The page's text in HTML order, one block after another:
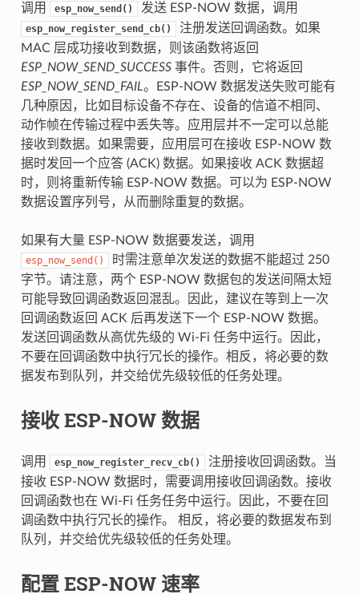
调用 esp_now_send() 发送 ESP-NOW 数据，调用
esp_now_register_send_cb()
注册发送回调函数。如果
MAC 层成功接收到数据，则该函数将返回
ESP_NOW_SEND_SUCCESS事件。否则，它将返回
ESP_NOW_SEND_FAIL。ESP-NOW 数据发送失败可能有
几种原因，比如目标设备不存在、设备的信道不相同、
动作帧在传输过程中丢失等。应用层并不一定可以总能
接收到数据。如果需要，应用层可在接收 ESP-NOW 数
据时发回一个应答 (ACK) 数据。如果接收 ACK 数据超
时，则将重新传输 ESP-NOW 数据。可以为 ESP-NOW
数据设置序列号，从而删除重复的数据。
如果有大量 ESP-NOW 数据要发送，调用
esp_now_send()
时需注意单次发送的数据不能超过 250
字节。请注意，两个 ESP-NOW 数据包的发送间隔太短
可能导致回调函数返回混乱。因此，建议在等到上一次
回调函数返回 ACK 后再发送下一个 ESP-NOW 数据。
发送回调函数从高优先级的 Wi-Fi 任务中运行。因此，
不要在回调函数中执行冗长的操作。相反，将必要的数
据发布到队列，并交给优先级较低的任务处理。
接收 ESP-NOW 数据
调用 esp_now_register_recv_cb()
注册接收回调函数。当
接收 ESP-NOW 数据时，需要调用接收回调函数。接收
回调函数也在 Wi-Fi 任务任务中运行。因此，不要在回
调函数中执行冗长的操作。 相反，将必要的数据发布到
队列，并交给优先级较低的任务处理。
配置 ESP-NOW 速率